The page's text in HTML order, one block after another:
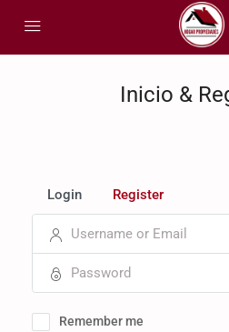
Inicio &
Login Register
Remember me